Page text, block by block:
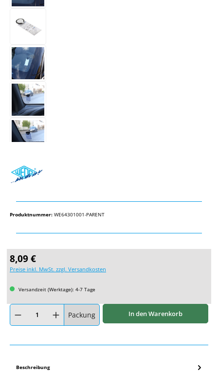
Produktnummer: WE64301001-PARENT
Regulärer Preis:
8,09 €
Preise inkl. MwSt. zzgl. Versandkosten
Versandzeit (Werktage): 4-7 Tage
Produkt Anzahl: Gib den gewünschten Wert ein oder benutze die Schaltflächen
Packung In den Warenkorb
Beschreibung